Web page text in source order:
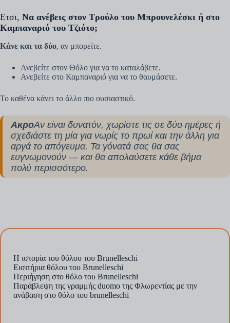
Ετσι, Να ανέβεις στον Τρούλο του Μπρουνελέσκι ή στο
Καμπαναριό του Τζιότο;
Κάνε και τα δύο, αν μπορείτε.
Ανεβείτε στον Θόλο για να το καταλάβετε.
Ανεβείτε στο Καμπαναριό για να το θαυμάσετε.
Το καθένα κάνει το άλλο πιο ουσιαστικό.
ΑκροΑν είναι δυνατόν, χωρίστε τις σε δύο ημέρες ή
σχεδιάστε τη μία για νωρίς το πρωί και την άλλη για
αργά το απόγευμα. Τα γόνατά σας θα σας
ευγνωμονούν — και θα απολαύσετε κάθε βήμα
πολύ περισσότερο.
Η ιστορία του θόλου του Brunelleschi
Εισιτήρια θόλου του Brunelleschi
Περιήγηση στο θόλο του Brunelleschi
Παράβλεψη της γραμμής duomo της Φλωρεντίας με την
ανάβαση στο θόλο του brunelleschi